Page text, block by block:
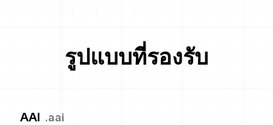
รูปแบบที่รองรับ
AAI .aai